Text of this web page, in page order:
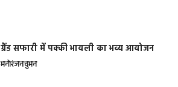
ग्रैंड सफारी में पक्की भायली का भव्य आयोजन
मनोरंजनवुमन